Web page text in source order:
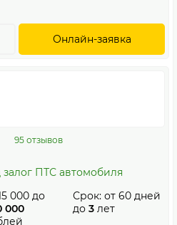
Онлайн-заявка
95 отзывов
ПТС автомобиля
000 до
000
Срок: от 60дней
до 3лет